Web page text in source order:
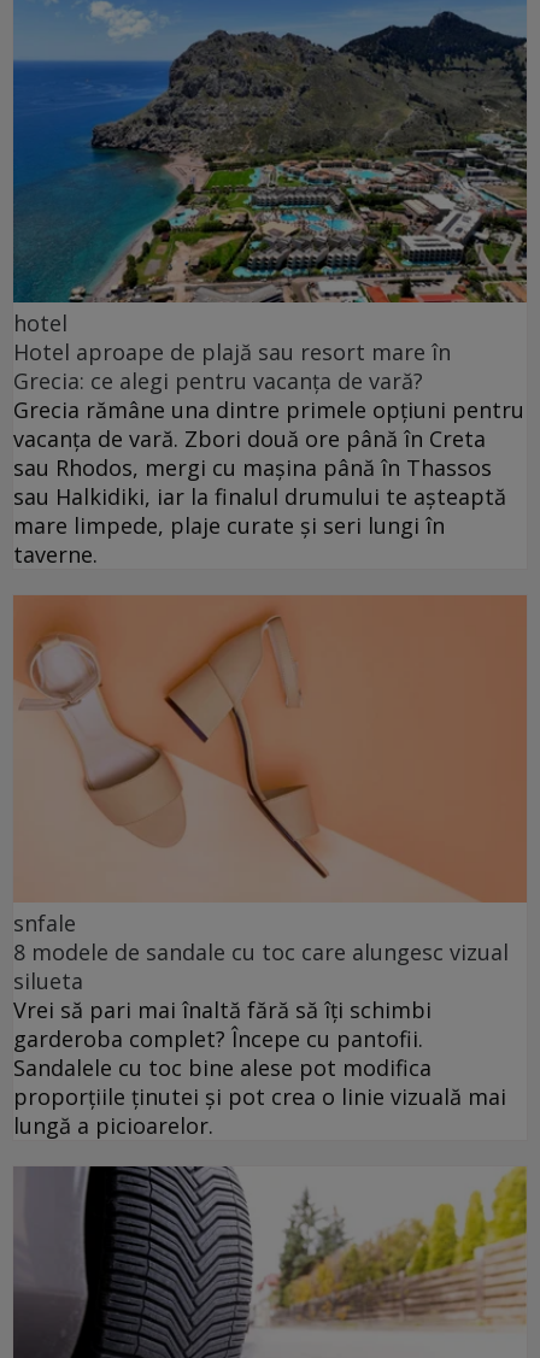
hotel
Hotel aproape de plajă sau resort mare în
Grecia: ce alegi pentru vacanța de vară?
Grecia rămâne una dintre primele opțiuni pentru
vacanța de vară. Zbori două ore până în Creta
sau Rhodos, mergi cu mașina până în Thassos
sau Halkidiki, iar la finalul drumului te așteaptă
mare limpede, plaje curate și seri lungi în
taverne.
snfale
8 modele de sandale cu toc care alungesc vizual
silueta
Vrei să pari mai înaltă fără să îți schimbi
garderoba complet? Începe cu pantofii.
Sandalele cu toc bine alese pot modifica
proporțiile ținutei și pot crea o linie vizuală mai
lungă a picioarelor.